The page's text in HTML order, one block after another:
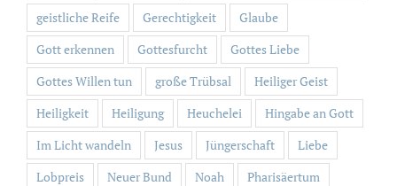
geistliche Reife
Gerechtigkeit
Glaube
Gott erkennen
Gottesfurcht
Gottes Liebe
Gottes Willen tun
große Trübsal
Heiliger Geist
Heiligkeit
Heiligung Heuchelei
Hingabe an Gott
Im Licht wandeln
Jesus Jüngerschaft
Liebe
Lobpreis
Neuer Bund Noah
Pharisäertum